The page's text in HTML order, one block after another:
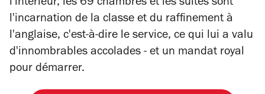
l'intérieur, les 69 chambres et les suites sont
l'incarnation de la classe et du raffinement à
l'anglaise, c'est-à-dire le service, ce qui lui a valu
d'innombrables accolades - et un mandat royal
pour démarrer.